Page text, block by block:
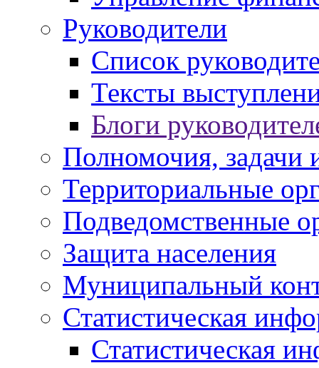
Руководители
Список
Тексты
Блоги
Полномочия, задачи
Территориальные
Подведомственные
Защита населения
Муниципальный
Статистическая
Статистическая